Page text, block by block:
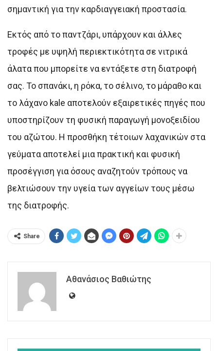
σημαντική για την καρδιαγγειακή προστασία.
Εκτός από το παντζάρι, υπάρχουν και άλλες
τροφές με υψηλή περιεκτικότητα σε νιτρικά
άλατα που μπορείτε να εντάξετε στη διατροφή
σας. Το σπανάκι, η ρόκα, το σέλινο, το μάραθο και
το λάχανο kale αποτελούν εξαιρετικές πηγές που
υποστηρίζουν τη φυσική παραγωγή μονοξειδίου
του αζώτου. Η προσθήκη τέτοιων λαχανικών στα
γεύματα αποτελεί μια πρακτική και φυσική
προσέγγιση για όσους αναζητούν τρόπους να
βελτιώσουν την υγεία των αγγείων τους μέσω
της διατροφής.
Share
Αθανάσιος Βαθιώτης